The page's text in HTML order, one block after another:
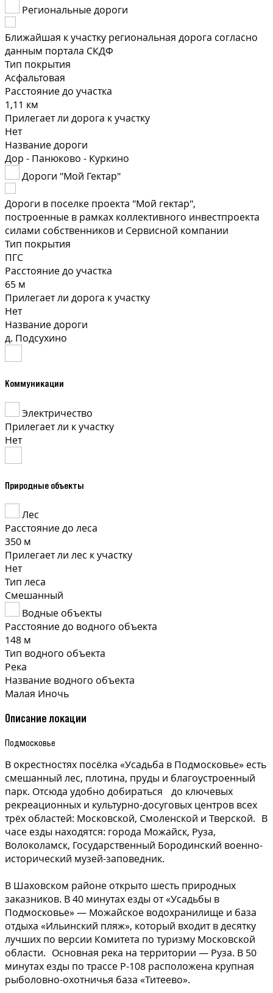
Региональные дороги
Ближайшая к участку региональная дорога согласно
данным портала СКДФ
Тип покрытия
Асфальтовая
Расстояние до участка
1,11 км
Прилегает ли дорога к участку
Нет
Название дороги
Дор - Панюково - Куркино
Дороги "Мой Гектар"
Дороги в поселке проекта "Мой гектар",
построенные в рамках коллективного инвестпроекта
силами собственников и Сервисной компании
Тип покрытия
ПГС
Расстояние до участка
65 м
Прилегает ли дорога к участку
Нет
Название дороги
д. Подсухино
Коммуникации
Электричество
Прилегает ли к участку
Нет
Природные объекты
Лес
Расстояние до леса
350 м
Прилегает ли лес к участку
Нет
Тип леса
Смешанный
Водные объекты
Расстояние до водного объекта
148 м
Тип водного объекта
Река
Название водного объекта
Малая Иночь
Описание локации
Подмосковье
В окрестностях посёлка «Усадьба в Подмосковье» есть
смешанный лес, плотина, пруды и благоустроенный
парк. Отсюда удобно добираться до ключевых
рекреационных и культурно-досуговых центров всех
трёх областей: Московской, Смоленской и Тверской. В
часе езды находятся: города Можайск, Руза,
Волоколамск, Государственный Бородинский военно-
исторический музей-заповедник.
В Шаховском районе открыто шесть природных
заказников. В 40 минутах езды от «Усадьбы в
Подмосковье» — Можайское водохранилище и база
отдыха «Ильинский пляж», который входит в десятку
лучших по версии Комитета по туризму Московской
области. Основная река на территории — Руза. В 50
минутах езды по трассе Р-108 расположена крупная
рыболовно-охотничья база «Титеево».